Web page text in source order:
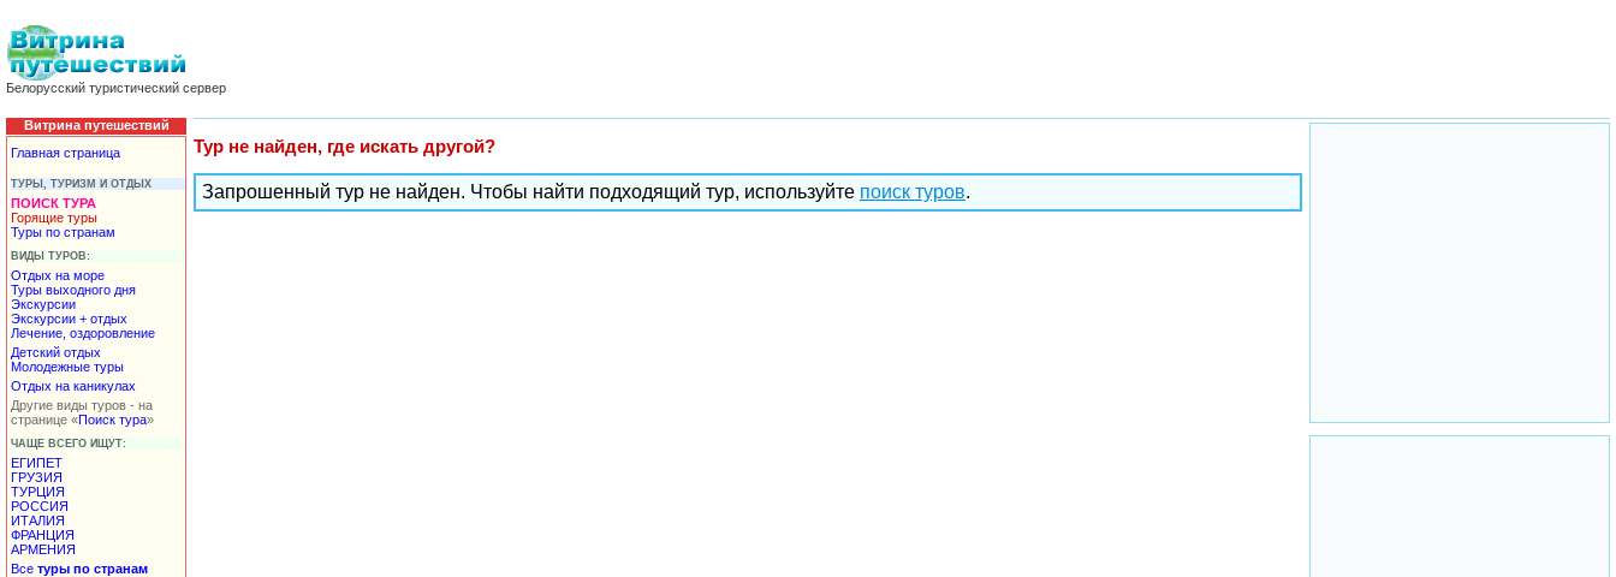
Белорусский туристический сервер
Витрина путешествий
Главная страница
ТУРЫ, ТУРИЗМ И ОТДЫХ
ПОИСК ТУРА
Горящие туры
Туры по странам
ВИДЫ ТУРОВ:
Отдых на море
Туры выходного дня
Экскурсии
Экскурсии + отдых
Лечение, оздоровление
Детский отдых
Молодежные туры
Отдых на каникулах
Другие виды туров - на
странице «Поиск тура»
ЧАЩЕ ВСЕГО ИЩУТ:
ЕГИПЕТ
ГРУЗИЯ
ТУРЦИЯ
РОССИЯ
ИТАЛИЯ
ФРАНЦИЯ
АРМЕНИЯ
Все туры по странам
Тур не найден, где искать другой?
Запрошенный тур не найден. Чтобы найти подходящий тур, используйте поиск туров.